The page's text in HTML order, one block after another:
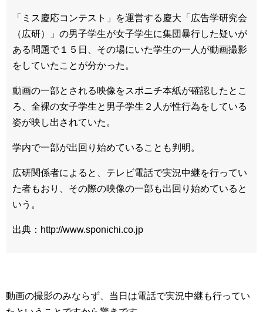
「ミス慶応コンテスト」を運営する慶大「広告学研究会
（広研）」の男子学生が女子学生に集団暴行した疑いが
ある問題で１５日、その場にいた学生の一人が動画撮影
をしていたことが分かった。
動画の一部とされる映像をスポニチ本紙が確認したとこ
ろ、全裸の女子学生と男子学生２人が性行為をしている
姿が映し出されていた。
学内で一部が出回り始めていることも判明。
広研関係者によると、テレビ電話で実況中継を行ってい
た者もおり、その際の映像の一部も出回り始めていると
いう。
出典：http://www.sponichi.co.jp
動画の撮影のみならず、当日は電話で実況中継も行ってい